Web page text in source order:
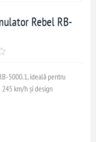
Rebel RB-
5000.1, ideală pentru
km/h și design